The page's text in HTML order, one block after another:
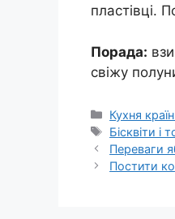
пластівці.
Порада:
свіжу
Категорії
Кухня
Позначки
Бісквіти і
Переваги
Постити